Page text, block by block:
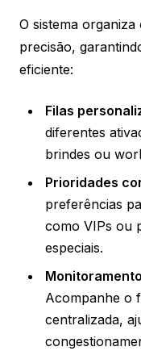
O sistema
precisão,
eficiente:
Filas
diferentes
brindes ou
Prioridades
preferências
como VIPs ou
especiais.
Acompanhe o
centralizada,